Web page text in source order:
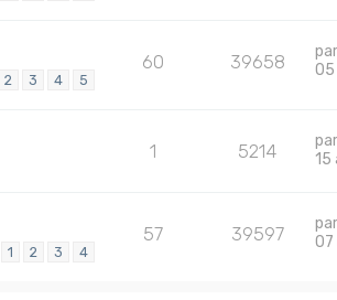
2 3 4 5
60 39658 par
05
1 5214 par
15
1 2 3 4
57 39597 par
07